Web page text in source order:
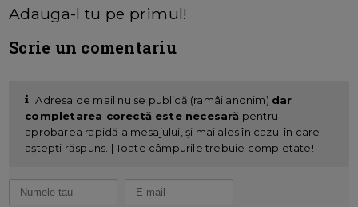
Adauga-l tu pe primul!
Scrie un comentariu
Adresa de mail nu se publică (ramâi anonim) dar
completarea corectă este necesară pentru
aprobarea rapidă a mesajului, și mai ales în cazul în care
aștepți răspuns. | Toate câmpurile trebuie completate!